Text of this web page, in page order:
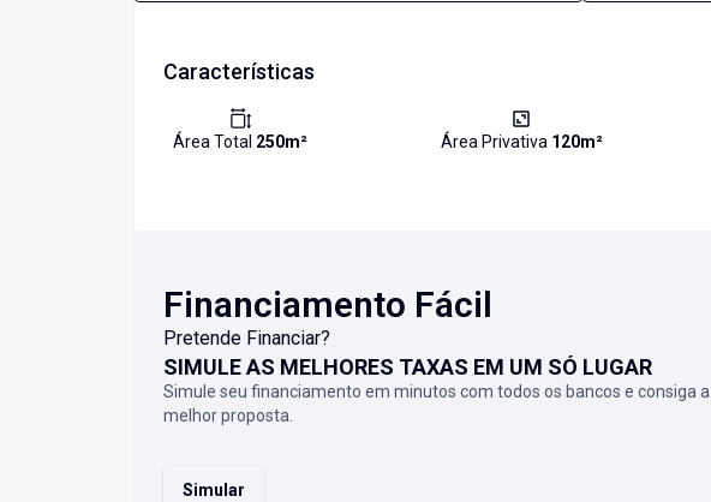
Características
Área Total 250m² Área Privativa 120m²
Financiamento Fácil
Pretende Financiar?
SIMULE AS MELHORES TAXAS EM UM SÓ LUGAR
Simule seu financiamento em minutos com todos os bancos e consiga a
melhor proposta.
Simular